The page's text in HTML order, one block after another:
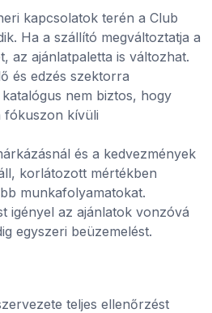
kapcsolatok terén a Club
Ha a szállító megváltoztatja a
az ajánlatpaletta is változhat.
és edzés szektorra
nem biztos, hogy
fókuszon kívüli
és a kedvezmények
korlátozott mértékben
munkafolyamatokat.
igényel az ajánlatok vonzóvá
egyszeri beüzemelést.
teljes ellenőrzést